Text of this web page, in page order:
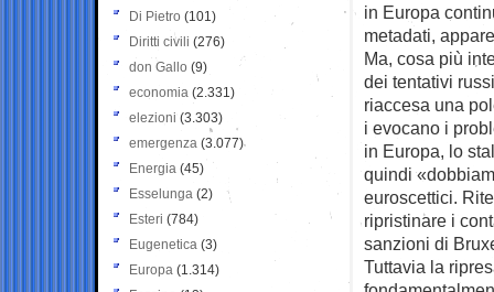
in Europa
metadati,
Ma, cosa più
dei tentativi
riaccesa una
i evocano i
in Europa, lo
quindi
euroscettici.
ripristinare i
sanzioni di
Tuttavia la
Di Pietro (101)
Diritti civili (276)
don Gallo (9)
economia (2.331)
elezioni (3.303)
emergenza (3.077)
Energia (45)
Esselunga (2)
Esteri (784)
Eugenetica (3)
Europa (1.314)